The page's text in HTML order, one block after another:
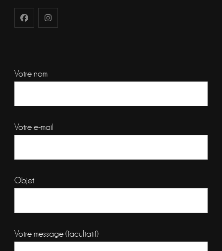
Votre nom
Votre e-mail
Objet
Votre message (facultatif)